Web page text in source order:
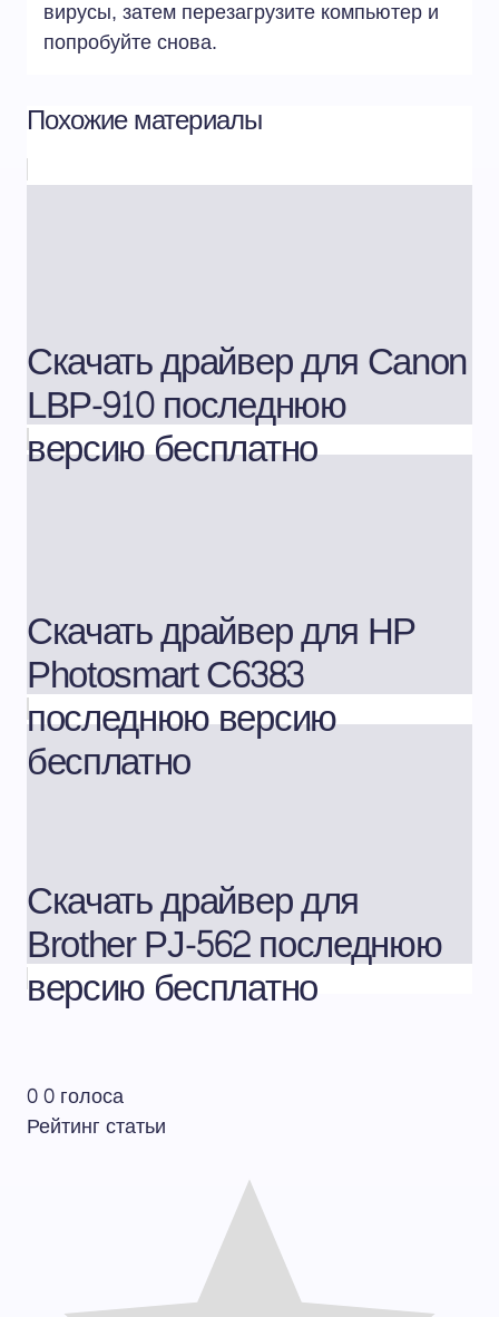
вирусы, затем перезагрузите компьютер и
попробуйте снова.
Похожие материалы
Скачать драйвер для Canon
LBP-910 последнюю
версию бесплатно
Скачать драйвер для HP
Photosmart C6383
последнюю версию
бесплатно
Скачать драйвер для
Brother PJ-562 последнюю
версию бесплатно
00голоса
Рейтинг статьи